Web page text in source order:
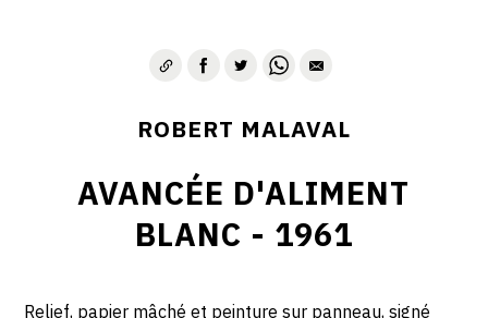
ROBERT MALAVAL
AVANCÉE D'ALIMENT
BLANC - 1961
Relief, papier mâché et peinture sur panneau, signé